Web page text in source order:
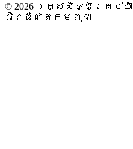
© 2026 រក្សាសិទ្ធិគ្រប់យ៉
អ៊ីនធឺណិតកម្ពុជា